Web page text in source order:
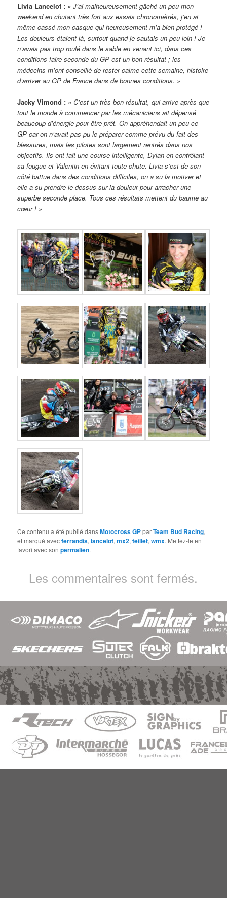
Livia Lancelot : « J’ai malheureusement gâché un peu mon
weekend en chutant très fort aux essais chronométrés, j’en ai
même cassé mon casque qui heureusement m’a bien protégé !
Les douleurs étaient là, surtout quand je sautais un peu loin ! Je
n’avais pas trop roulé dans le sable en venant ici, dans ces
conditions faire seconde du GP est un bon résultat ; les
médecins m’ont conseillé de rester calme cette semaine, histoire
d’arriver au GP de France dans de bonnes conditions. »
Jacky Vimond : « C’est un très bon résultat, qui arrive après que
tout le monde à commencer par les mécaniciens ait dépensé
beaucoup d’énergie pour être prêt. On appréhendait un peu ce
GP car on n’avait pas pu le préparer comme prévu du fait des
blessures, mais les pilotes sont largement rentrés dans nos
objectifs. Ils ont fait une course intelligente, Dylan en contrôlant
sa fougue et Valentin en évitant toute chute. Livia s’est de son
côté battue dans des conditions difficiles, on a su la motiver et
elle a su prendre le dessus sur la douleur pour arracher une
superbe seconde place. Tous ces résultats mettent du baume au
cœur ! »
Ce contenu a été publié dansMotocross GPparTeam Bud Racing,
et marqué avecferrandis,lancelot,mx2,teillet,wmx. Mettez-le en
favori avec sonpermalien.
Les commentaires sont fermés.